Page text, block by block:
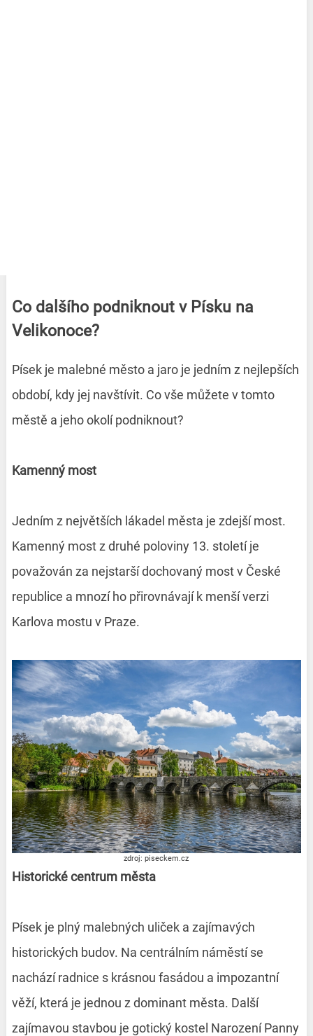
Co dalšího podniknout v Písku na
Velikonoce?
Písek je malebné město a jaro je jedním z nejlepších
období, kdy jej navštívit. Co vše můžete v tomto
městě a jeho okolí podniknout?
Kamenný most
Jedním z největších lákadel města je zdejší most.
Kamenný most z druhé poloviny 13. století je
považován za nejstarší dochovaný most v České
republice a mnozí ho přirovnávají k menší verzi
Karlova mostu v Praze.
zdroj: piseckem.cz
Historické centrum města
Písek je plný malebných uliček a zajímavých
historických budov. Na centrálním náměstí se
nachází radnice s krásnou fasádou a impozantní
věží, která je jednou z dominant města. Další
zajímavou stavbou je gotický kostel Narození Panny